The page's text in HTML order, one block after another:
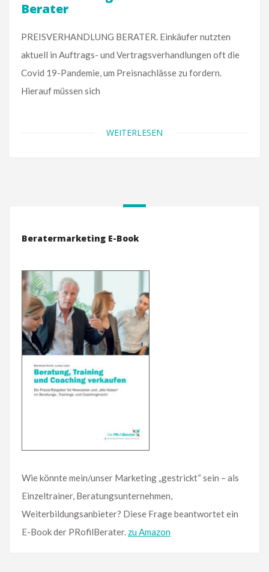
Berater
PREISVERHANDLUNG BERATER. Einkäufer nutzten
aktuell in Auftrags- und Vertragsverhandlungen oft die
Covid 19-Pandemie, um Preisnachlässe zu fordern.
Hierauf müssen sich
WEITERLESEN
Beratermarketing E-Book
Wie könnte mein/unser Marketing „gestrickt“ sein – als
Einzeltrainer, Beratungsunternehmen,
Weiterbildungsanbieter? Diese Frage beantwortet ein
E-Book der PRofilBerater. zu Amazon